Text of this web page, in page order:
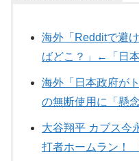
海外「Redditで避
ばどこ？」←「日
海外「日本政府が
の無断使用に「懸
大谷翔平 カブス今
打者ホームラン！